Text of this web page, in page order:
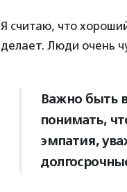
Я считаю, что
делает. Люди очень
Важно быть
понимать,
эмпатия,